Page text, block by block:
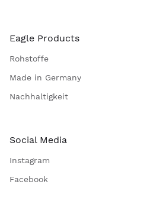
Eagle Products
Rohstoffe
Made in Germany
Nachhaltigkeit
Social Media
Instagram
Facebook